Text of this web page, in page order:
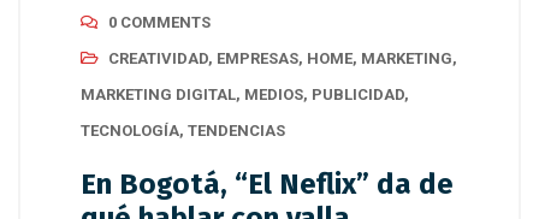
0 COMMENTS
CREATIVIDAD, EMPRESAS, HOME, MARKETING,
MARKETING DIGITAL, MEDIOS, PUBLICIDAD,
TECNOLOGÍA, TENDENCIAS
En Bogotá, “El Neflix” da de